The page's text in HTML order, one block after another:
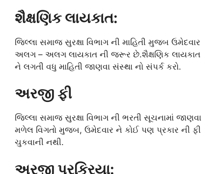
શૈક્ષણિક લાયકાત:
જિલ્લા સમાજ સુરક્ષા વિભાગ ની માહિતી મુજબ ઉમેદવાર
અલગ – અલગ લાયકાત ની જરૂર છે.શૈક્ષણિક લાયકાત
ને લગતી વધુ માહિતી જાણવા સંસ્થા નો સંપર્ક કરો.
અરજી ફી
જિલ્લા સમાજ સુરક્ષા વિભાગ ની ભરતી સૂચનામાં જાણવા
મળેલ વિગતો મુજબ, ઉમેદવાર ને કોઈ પણ પ્રકાર ની ફી
ચુકવાની નથી.
અરજી પ્રક્રિયા: